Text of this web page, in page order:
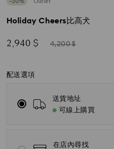
Holiday Cheers比高犬
Now
2,940 $
Instead
4,200 $
配送選項
送貨地址
可線上購買
在店內尋找